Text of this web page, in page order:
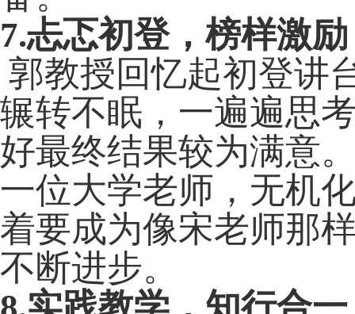
7.忐忑初登，榜样激励
郭教授回忆起初登讲
辗转不眠，一遍遍思
好最终结果较为满意
一位大学老师，无机
着要成为像宋老师那
不断进步。